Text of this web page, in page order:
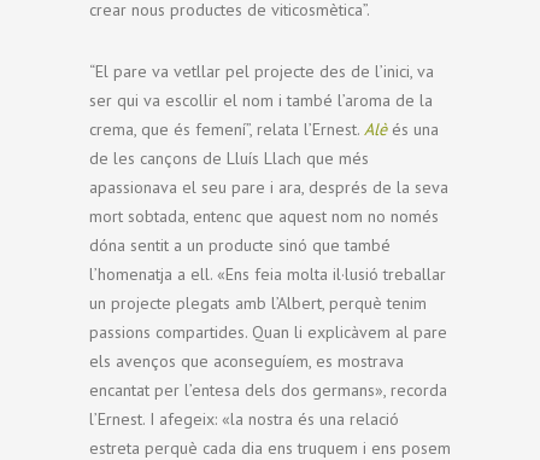
crear nous productes de viticosmètica”.
“El pare va vetllar pel projecte des de l’inici, va
ser qui va escollir el nom i també l’aroma de la
crema, que és femení”, relata l’Ernest. Alè és una
de les cançons de Lluís Llach que més
apassionava el seu pare i ara, després de la seva
mort sobtada, entenc que aquest nom no només
dóna sentit a un producte sinó que també
l’homenatja a ell. «Ens feia molta il·lusió treballar
un projecte plegats amb l’Albert, perquè tenim
passions compartides. Quan li explicàvem al pare
els avenços que aconseguíem, es mostrava
encantat per l’entesa dels dos germans», recorda
l’Ernest. I afegeix: «la nostra és una relació
estreta perquè cada dia ens truquem i ens posem